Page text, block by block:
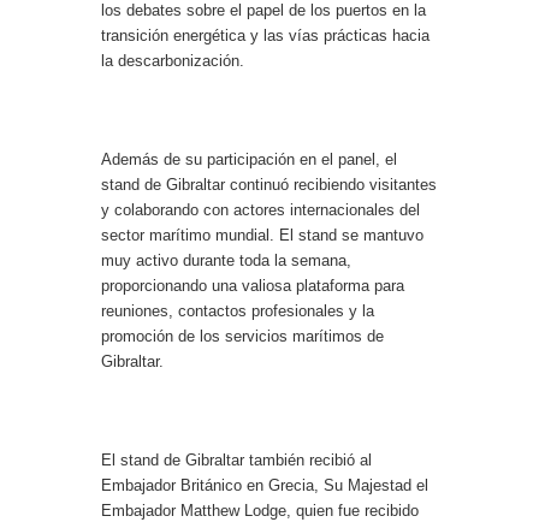
los debates sobre el papel de los puertos en la
transición energética y las vías prácticas hacia
la descarbonización.
Además de su participación en el panel, el
stand de Gibraltar continuó recibiendo visitantes
y colaborando con actores internacionales del
sector marítimo mundial. El stand se mantuvo
muy activo durante toda la semana,
proporcionando una valiosa plataforma para
reuniones, contactos profesionales y la
promoción de los servicios marítimos de
Gibraltar.
El stand de Gibraltar también recibió al
Embajador Británico en Grecia, Su Majestad el
Embajador Matthew Lodge, quien fue recibido